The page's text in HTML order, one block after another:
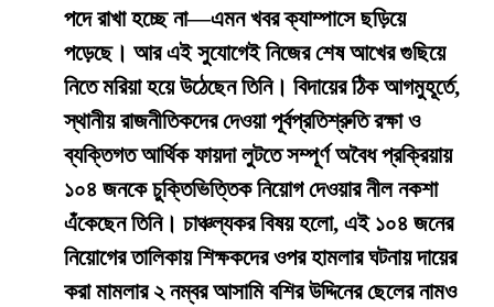
পদে রাখা হচ্ছে না—এমন খবর ক্যাম্পাসে ছড়িয়ে
পড়েছে। আর এই সুযোগেই নিজের শেষ আখের গুছিয়ে
নিতে মরিয়া হয়ে উঠেছেন তিনি। বিদায়ের ঠিক আগমুহূর্তে,
স্থানীয় রাজনীতিকদের দেওয়া পূর্বপ্রতিশ্রুতি রক্ষা ও
ব্যক্তিগত আর্থিক ফায়দা লুটতে সম্পূর্ণ অবৈধ প্রক্রিয়ায়
১০৪ জনকে চুক্তিভিত্তিক নিয়োগ দেওয়ার নীল নকশা
এঁকেছেন তিনি। চাঞ্চল্যকর বিষয় হলো, এই ১০৪ জনের
নিয়োগের তালিকায় শিক্ষকদের ওপর হামলার ঘটনায় দায়ের
করা মামলার ২ নম্বর আসামি বশির উদ্দিনের ছেলের নামও